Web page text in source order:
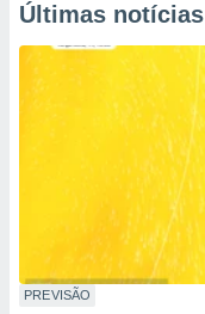
Últimas notícias
PREVISÃO